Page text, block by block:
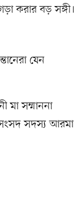
করার বড় সঙ্গী।
যেন
মা সম্মাননা
সদস্য আরমা